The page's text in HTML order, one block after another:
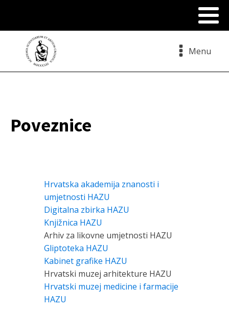
Menu
Poveznice
Hrvatska akademija znanosti i
umjetnosti HAZU
Digitalna zbirka HAZU
Knjižnica HAZU
Arhiv za likovne umjetnosti HAZU
Gliptoteka HAZU
Kabinet grafike HAZU
Hrvatski muzej arhitekture HAZU
Hrvatski muzej medicine i farmacije
HAZU